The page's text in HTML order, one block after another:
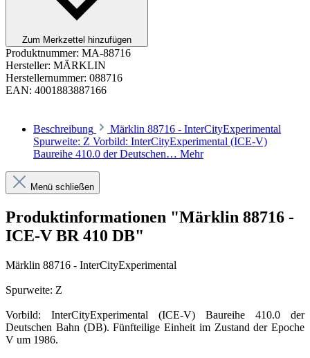
Zum Merkzettel hinzufügen
Produktnummer: MA-88716
Hersteller: MÄRKLIN
Herstellernummer: 088716
EAN: 4001883887166
Beschreibung
Märklin 88716 - InterCityExperimental
Spurweite: Z Vorbild: InterCityExperimental (ICE-V)
Baureihe 410.0 der Deutschen… Mehr
Menü schließen
Produktinformationen "Märklin 88716 -
ICE-V BR 410 DB"
Märklin 88716 - InterCityExperimental
Spurweite: Z
Vorbild: InterCityExperimental (ICE-V) Baureihe 410.0 der
Deutschen Bahn (DB). Fünfteilige Einheit im Zustand der Epoche
V um 1986.